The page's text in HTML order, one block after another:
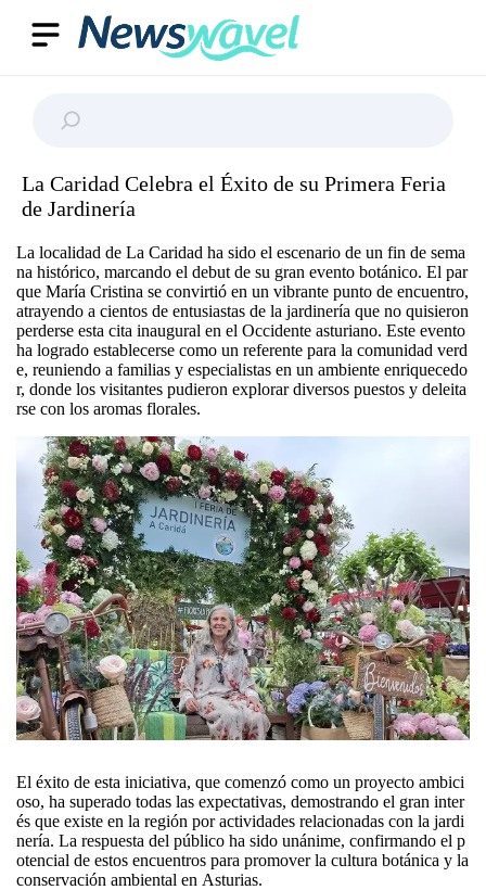
La Caridad Celebra el Éxito de su Primera Feria
de Jardinería
La localidad de La Caridad ha sido el escenario de un fin de sema
na histórico, marcando el debut de su gran evento botánico. El par
que María Cristina se convirtió en un vibrante punto de encuentro,
atrayendo a cientos de entusiastas de la jardinería que no quisieron
perderse esta cita inaugural en el Occidente asturiano. Este evento
ha logrado establecerse como un referente para la comunidad verd
e, reuniendo a familias y especialistas en un ambiente enriquecedo
r, donde los visitantes pudieron explorar diversos puestos y deleita
rse con los aromas florales.
El éxito de esta iniciativa, que comenzó como un proyecto ambici
oso, ha superado todas las expectativas, demostrando el gran inter
és que existe en la región por actividades relacionadas con la jardi
nería. La respuesta del público ha sido unánime, confirmando el p
otencial de estos encuentros para promover la cultura botánica y la
conservación ambiental en Asturias.